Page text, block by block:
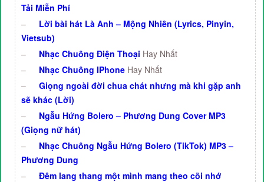
Tải Miễn Phí
–
Lời bài hát Là Anh – Mộng Nhiên (Lyrics, Pinyin,
Vietsub)
–
Nhạc Chuông Điện Thoại Hay Nhất
–
Nhạc Chuông IPhone Hay Nhất
–
Giọng ngoài đời chua chát nhưng mà khi gặp anh
sẽ khác (Lời)
–
Ngẫu Hứng Bolero – Phương Dung Cover MP3
(Giọng nữ hát)
–
Nhạc Chuông Ngẫu Hứng Bolero (TikTok) MP3 –
Phương Dung
–
Đêm lang thang một mình mang theo cõi nhớ